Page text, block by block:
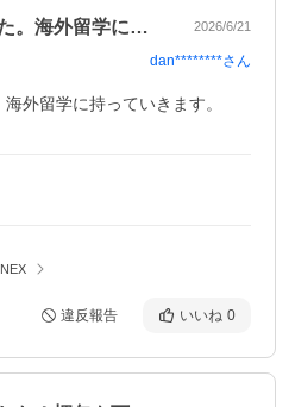
思った通りの商品でした。海外留学に持っ… 2026/6/21
dan********さん
外留学に持っていきます。
違反報告 いいね 0